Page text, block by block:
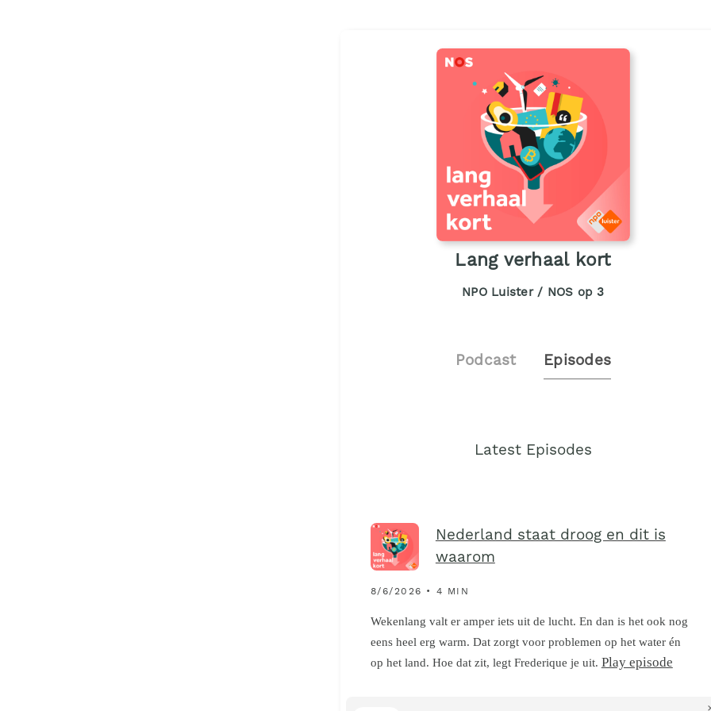
Lang verhaal kort
NPO Luister / NOS op 3
Podcast Episodes
Latest Episodes
Nederland staat droog en dit is
waarom
8/6/2026 • 4 MIN
Wekenlang valt er amper iets uit de lucht. En dan is het ook nog
eens heel erg warm. Dat zorgt voor problemen op het water én
op het land. Hoe dat zit, legt Frederique je uit. Play episode